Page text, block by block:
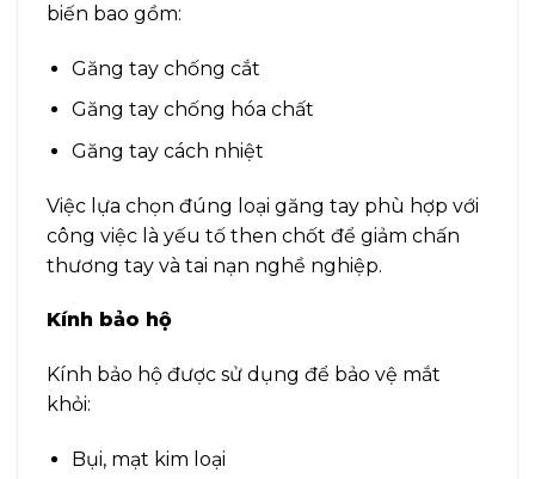
biến bao gồm:
Găng tay chống cắt
Găng tay chống hóa chất
Găng tay cách nhiệt
Việc lựa chọn đúng loại găng tay phù hợp với
công việc là yếu tố then chốt để giảm chấn
thương tay và tai nạn nghề nghiệp.
Kính bảo hộ
Kính bảo hộ được sử dụng để bảo vệ mắt
khỏi:
Bụi, mạt kim loại